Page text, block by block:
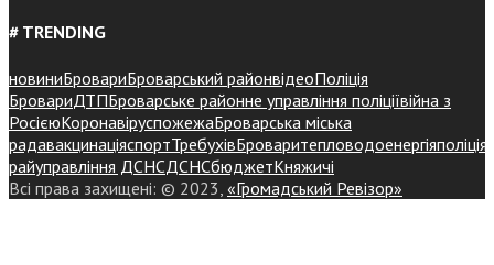
# TRENDING
новиниБровариБроварський районвідеоПоліція
БровариДТПБроварське районне управління поліціївійна з
РосієюКоронавіруспожежаБроварська міська
радавакцинаціяспортТребухівБроваритепловодоенергіяполіція
райуправління ДСНСДСНСбюджетКняжичі
Всі права захищені: © 2023, «Громадський Ревізор»